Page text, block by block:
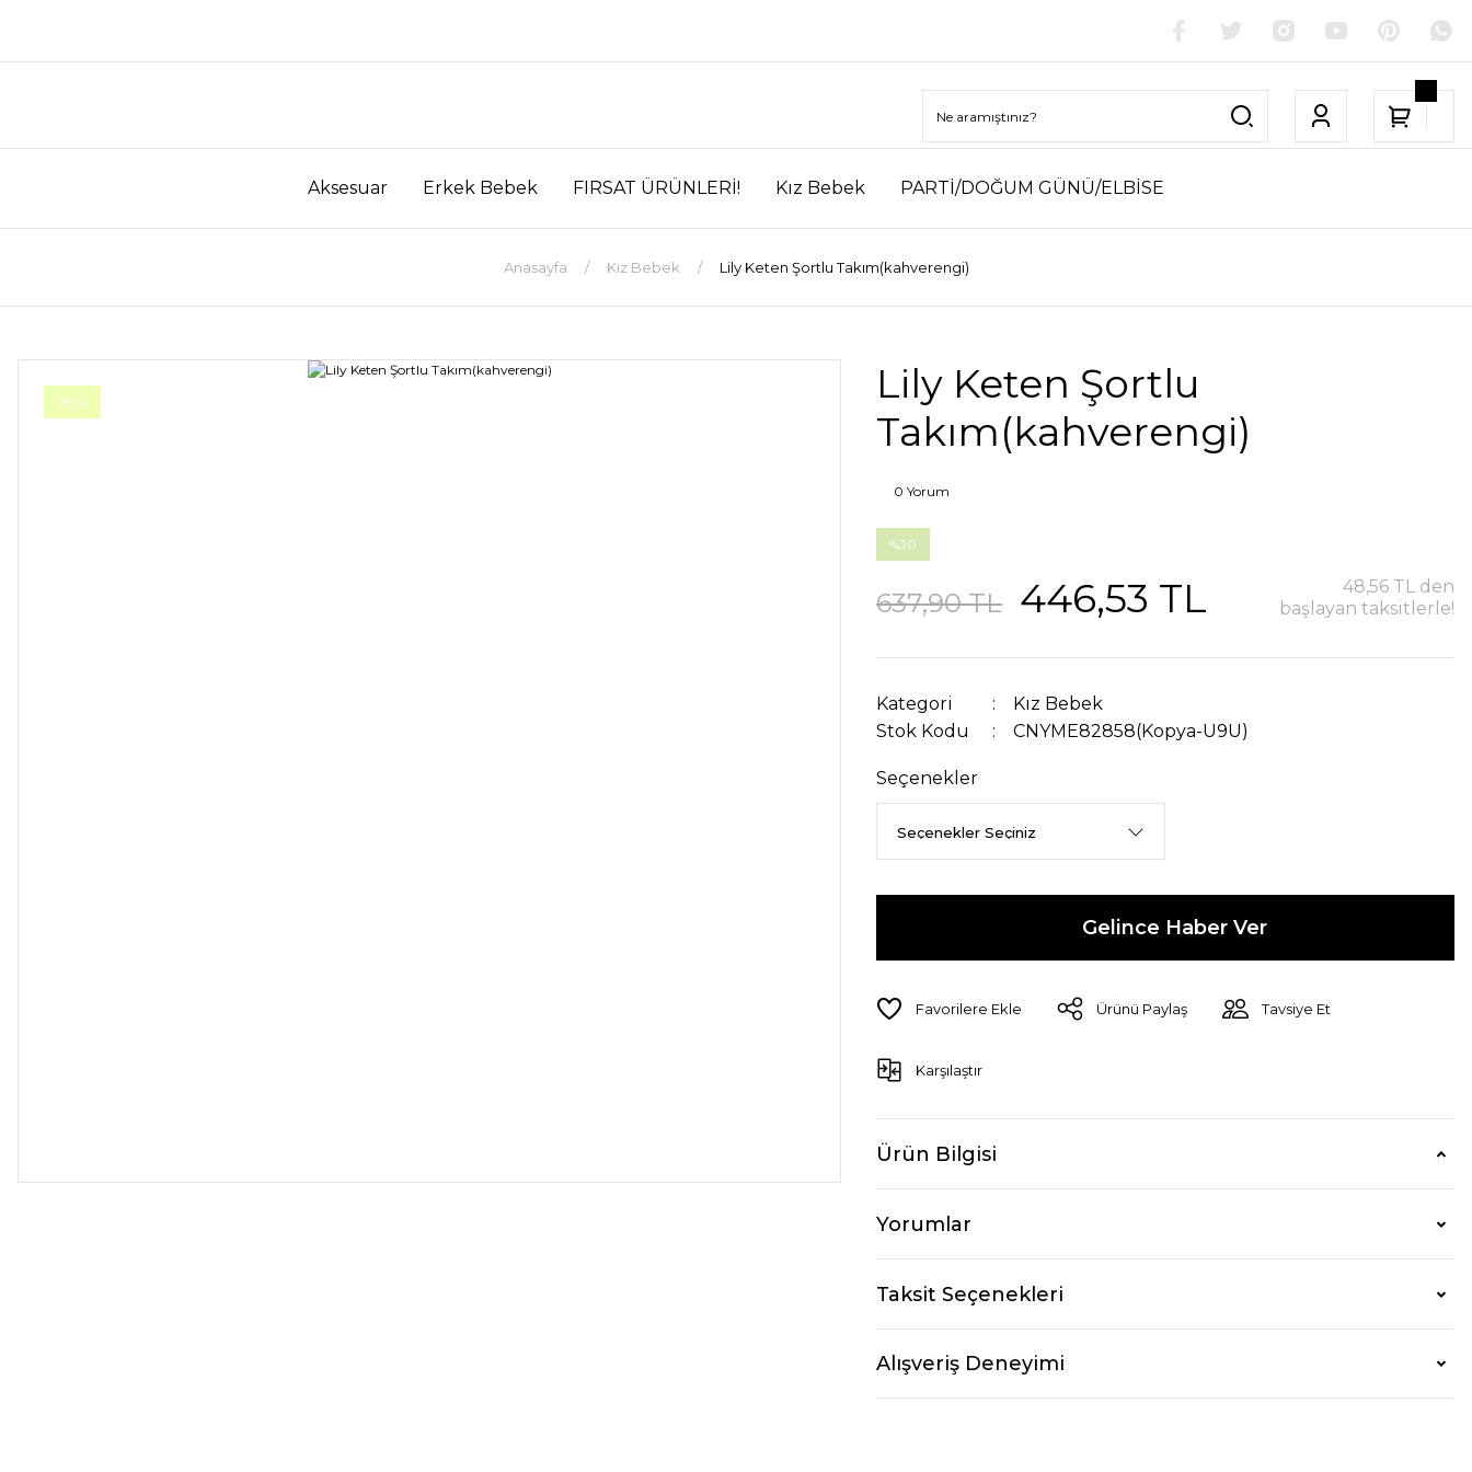
Aksesuar Erkek Bebek FIRSAT ÜRÜNLERİ! Kız Bebek PARTİ/DOĞUM GÜNÜ/ELBİSE
Anasayfa Kız Bebek Lily Keten Şortlu Takım(kahverengi)
YENİ
Lily Keten Şortlu
Takım(kahverengi)
0 Yorum
%30
637,90 TL 446,53 TL
48,56 TL den
başlayan taksitlerle!
Kategori
Kız Bebek
Stok Kodu
CNYME82858(Kopya-U9U)
Seçenekler
Gelince Haber Ver
Ürünü Paylaş Tavsiye Et
Karşılaştır
Ürün Bilgisi
Yorumlar
Taksit Seçenekleri
Alışveriş Deneyimi